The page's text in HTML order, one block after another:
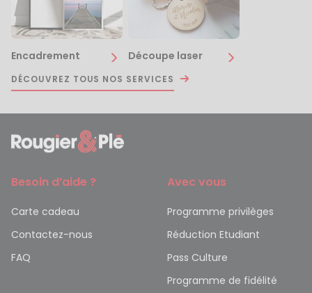
Encadrement Découpe laser
DÉCOUVREZ TOUS NOS SERVICES
Besoin d’aide ?
Carte cadeau
Contactez-nous
FAQ
Avec vous
Programme privilèges
Réduction Etudiant
Pass Culture
Programme de fidélité